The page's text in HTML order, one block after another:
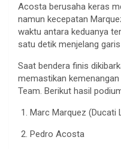
Acosta berusaha keras
namun kecepatan
waktu antara keduanya
satu detik menjelang
Saat bendera finis
memastikan
Team. Berikut hasil
Marc Marquez (Ducati
Pedro Acosta